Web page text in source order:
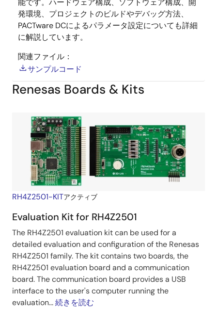
能です。ハードウェア構成、ソフトウェア構成、開
発環境、プロジェクトのビルドやデバッグ方法、
PACTware DCによるパラメータ設定についても詳細
に解説しています。
関連ファイル：
サンプルコード
Renesas Boards & Kits
RH4Z2501-KITアクティブ
Evaluation Kit for RH4Z2501
The RH4Z2501 evaluation kit can be used for a
detailed evaluation and configuration of the Renesas
RH4Z2501 family. The kit contains two boards, the
RH4Z2501 evaluation board and a communication
board. The communication board provides a USB
interface to the user's computer running the
evaluation...続きを読む